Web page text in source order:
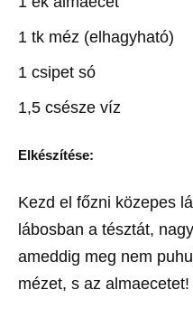
1 tk méz (elhagyható)
1 csipet só
1,5 csésze víz
Elkészítése:
Kezd el főzni közepes
lábosban a tésztát,
ameddig meg nem
mézet, s az almaecetet!